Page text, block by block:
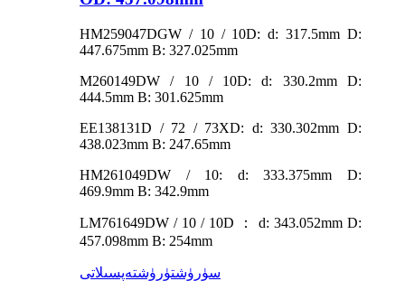
HM259047DGW / 10 / 10D: d: 317.5mm D:
447.675mm B: 327.025mm
M260149DW / 10 / 10D: d: 330.2mm D:
444.5mm B: 301.625mm
EE138131D / 72 / 73XD: d: 330.302mm D:
438.023mm B: 247.65mm
HM261049DW / 10: d: 333.375mm D:
469.9mm B: 342.9mm
LM761649DW / 10 / 10D ： d: 343.052mm D:
457.098mm B: 254mm
سۈرۈشتۈرۈشتەپسىلاتى